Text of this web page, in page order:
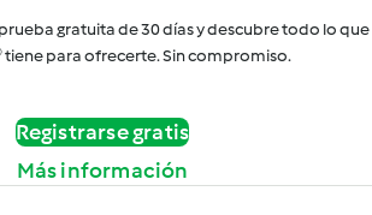
gratuita de 30 días y descubre todo lo que
para ofrecerte. Sin compromiso.
Registrarse gratis
Más información